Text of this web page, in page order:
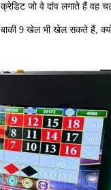
जो वे दांव लगाते हैं वह
9 खेल भी खेल सकते हैं,